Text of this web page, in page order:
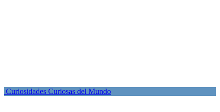
Curiosidades Curiosas del Mundo